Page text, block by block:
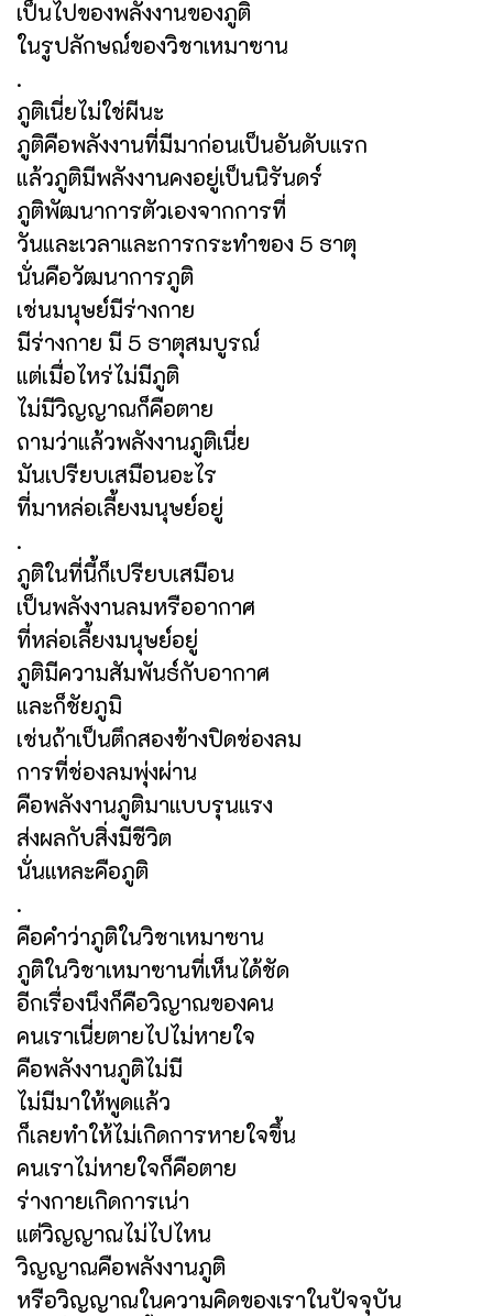
เป็นไปของพลังงานของภูติ
ในรูปลักษณ์ของวิชาเหมาซาน
.
ภูติเนี่ยไม่ใช่ผีนะ
ภูติคือพลังงานที่มีมาก่อนเป็นอันดับแรก
แล้วภูติมีพลังงานคงอยู่เป็นนิรันดร์
ภูติพัฒนาการตัวเองจากการที่
วันและเวลาและการกระทำของ 5 ธาตุ
นั่นคือวัฒนาการภูติ
เช่นมนุษย์มีร่างกาย
มีร่างกาย มี 5 ธาตุสมบูรณ์
แต่เมื่อไหร่ไม่มีภูติ
ไม่มีวิญญาณก็คือตาย
ถามว่าแล้วพลังงานภูติเนี่ย
มันเปรียบเสมือนอะไร
ที่มาหล่อเลี้ยงมนุษย์อยู่
.
ภูติในที่นี้ก็เปรียบเสมือน
เป็นพลังงานลมหรืออากาศ
ที่หล่อเลี้ยงมนุษย์อยู่
ภูติมีความสัมพันธ์กับอากาศ
และก็ชัยภูมิ
เช่นถ้าเป็นตึกสองข้างปิดช่องลม
การที่ช่องลมพุ่งผ่าน
คือพลังงานภูติมาแบบรุนแรง
ส่งผลกับสิ่งมีชีวิต
นั่นแหละคือภูติ
.
คือคำว่าภูติในวิชาเหมาซาน
ภูติในวิชาเหมาซานที่เห็นได้ชัด
อีกเรื่องนึงก็คือวิญาณของคน
คนเราเนี่ยตายไปไม่หายใจ
คือพลังงานภูติไม่มี
ไม่มีมาให้พูดแล้ว
ก็เลยทำให้ไม่เกิดการหายใจขึ้น
คนเราไม่หายใจก็คือตาย
ร่างกายเกิดการเน่า
แต่วิญญาณไม่ไปไหน
วิญญาณคือพลังงานภูติ
หรือวิญญาณในความคิดของเราในปัจจุบัน